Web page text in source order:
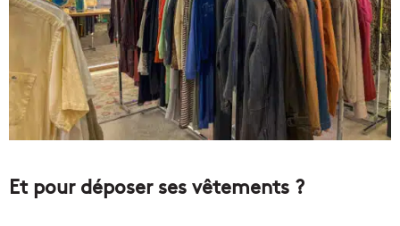
Et pour déposer ses vêtements ?